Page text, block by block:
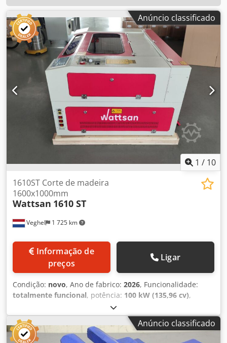
Anúncio classificado
1 / 10
Veghel 1 725 km
1610ST Corte de madeira
1600x1000mm
Wattsan 1610 ST
preços
Ligar
Condição: novo, Ano de fabrico: 2026, Funcionalidade:
totalmente funcional, potência: 100 kW (135,96 cv),
, peso total:
mesa:1 600 mm, largura da mesa:1 000 mm,
Equipamento:documentação / manual, Esta máquina
laser CNC tem uma área de trabalho de 1600x1000 mm e
Anúncio classificado